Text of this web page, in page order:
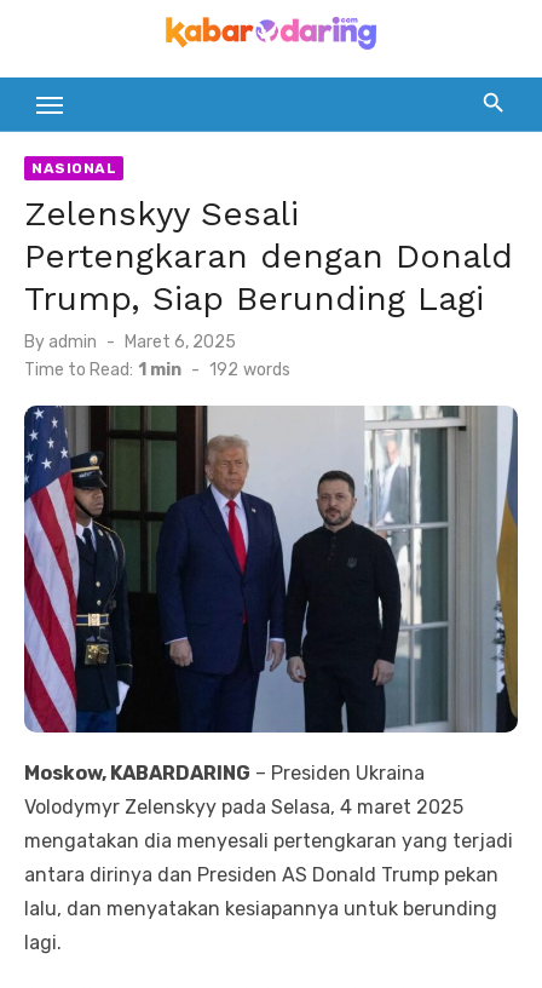
content
NASIONAL
Zelenskyy Sesali
Pertengkaran dengan Donald
Trump, Siap Berunding Lagi
By admin
Posted
on
Maret 6, 2025
Time to Read: 1 min - 192 words
Moskow, KABARDARING – Presiden Ukraina
Volodymyr Zelenskyy pada Selasa, 4 maret 2025
mengatakan dia menyesali pertengkaran yang terjadi
antara dirinya dan Presiden AS Donald Trump pekan
lalu, dan menyatakan kesiapannya untuk berunding
lagi.